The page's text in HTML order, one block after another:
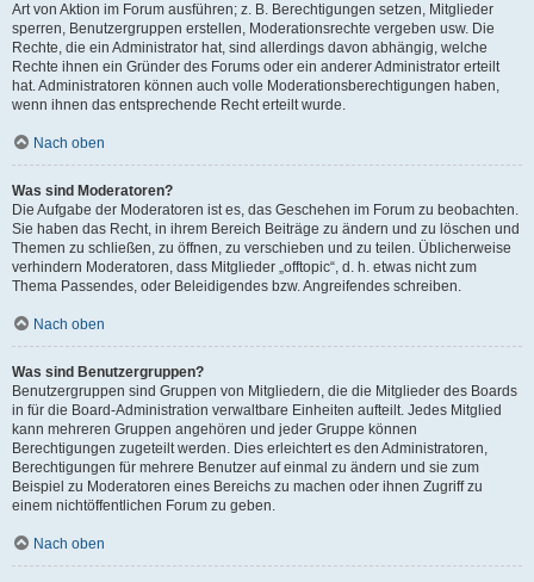
Art von Aktion im Forum ausführen; z. B. Berechtigungen setzen, Mitglieder
sperren, Benutzergruppen erstellen, Moderationsrechte vergeben usw. Die
Rechte, die ein Administrator hat, sind allerdings davon abhängig, welche
Rechte ihnen ein Gründer des Forums oder ein anderer Administrator erteilt
hat. Administratoren können auch volle Moderationsberechtigungen haben,
wenn ihnen das entsprechende Recht erteilt wurde.
Nach oben
Was sind Moderatoren?
Die Aufgabe der Moderatoren ist es, das Geschehen im Forum zu beobachten.
Sie haben das Recht, in ihrem Bereich Beiträge zu ändern und zu löschen und
Themen zu schließen, zu öffnen, zu verschieben und zu teilen. Üblicherweise
verhindern Moderatoren, dass Mitglieder „offtopic“, d. h. etwas nicht zum
Thema Passendes, oder Beleidigendes bzw. Angreifendes schreiben.
Nach oben
Was sind Benutzergruppen?
Benutzergruppen sind Gruppen von Mitgliedern, die die Mitglieder des Boards
in für die Board-Administration verwaltbare Einheiten aufteilt. Jedes Mitglied
kann mehreren Gruppen angehören und jeder Gruppe können
Berechtigungen zugeteilt werden. Dies erleichtert es den Administratoren,
Berechtigungen für mehrere Benutzer auf einmal zu ändern und sie zum
Beispiel zu Moderatoren eines Bereichs zu machen oder ihnen Zugriff zu
einem nichtöffentlichen Forum zu geben.
Nach oben